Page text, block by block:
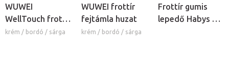
WUWEI
WellTouch frottír
gumis lepedõ
krém / bordó / sárga
WUWEI frottír
fejtámla huzat
krém / bordó / sárga
Frottír gumis
lepedő Habys 4